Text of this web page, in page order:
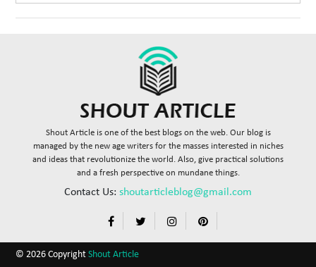
Shout Article is one of the best blogs on the web. Our blog is
managed by the new age writers for the masses interested in niches
and ideas that revolutionize the world. Also, give practical solutions
and a fresh perspective on mundane things.
Contact Us: shoutarticleblog@gmail.com
© 2026 CopyrightShout Article